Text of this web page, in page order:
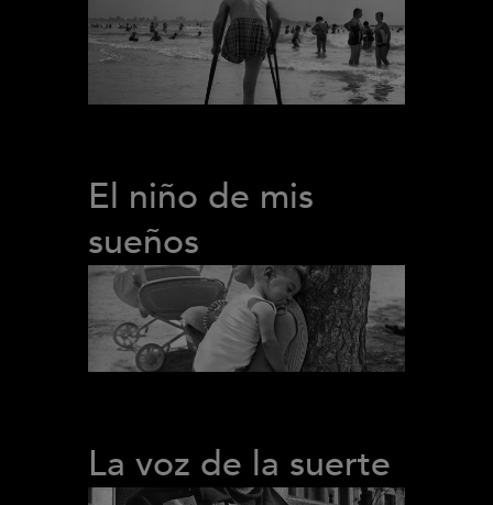
El niño de mis
sueños
La voz de la suerte